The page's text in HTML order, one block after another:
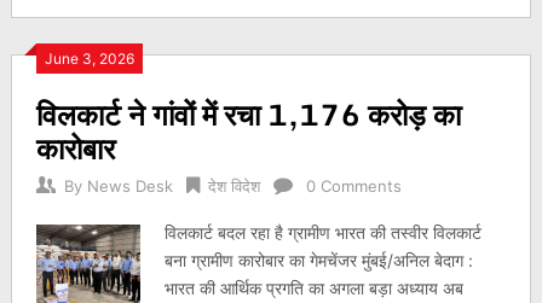
June 3, 2026
विलकार्ट ने गांवों में रचा 1,176 करोड़ का
कारोबार
By News Desk देश विदेश 0 Comments
विलकार्ट बदल रहा है ग्रामीण भारत की तस्वीर विलकार्ट
बना ग्रामीण कारोबार का गेमचेंजर मुंबई/अनिल बेदाग :
भारत की आर्थिक प्रगति का अगला बड़ा अध्याय अब